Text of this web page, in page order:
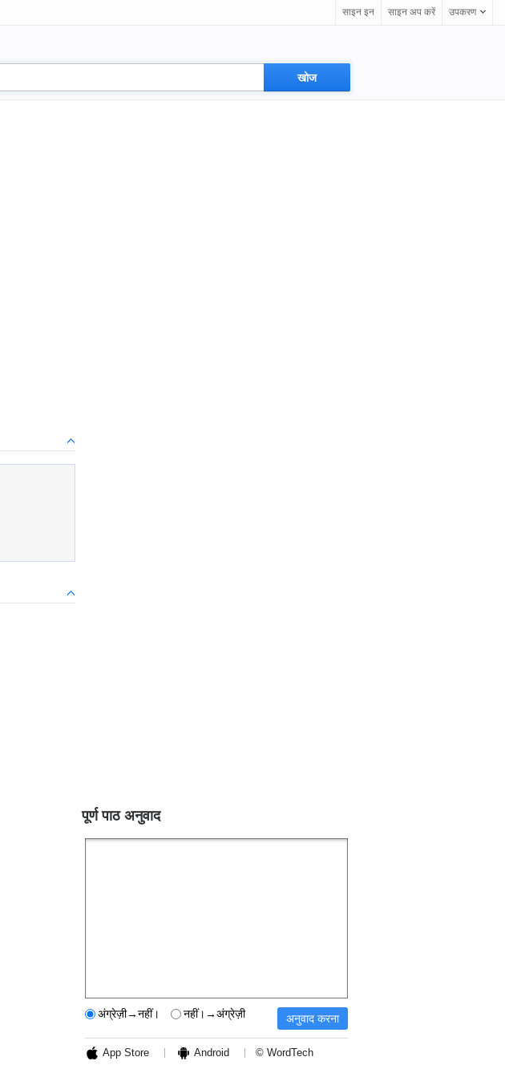
साइन इन साइन अप करें उपकरण
पूर्ण पाठ अनुवाद
अंग्रेज़ी→नहीं। नहीं।→अंग्रेज़ी
App Store Android © WordTech